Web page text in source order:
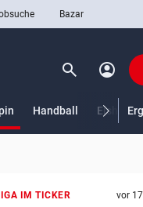
Bazar
search Suchen
account_circle
Handball
IM TICKER vor